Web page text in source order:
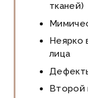
тканей)
Неярко
лица
Второй